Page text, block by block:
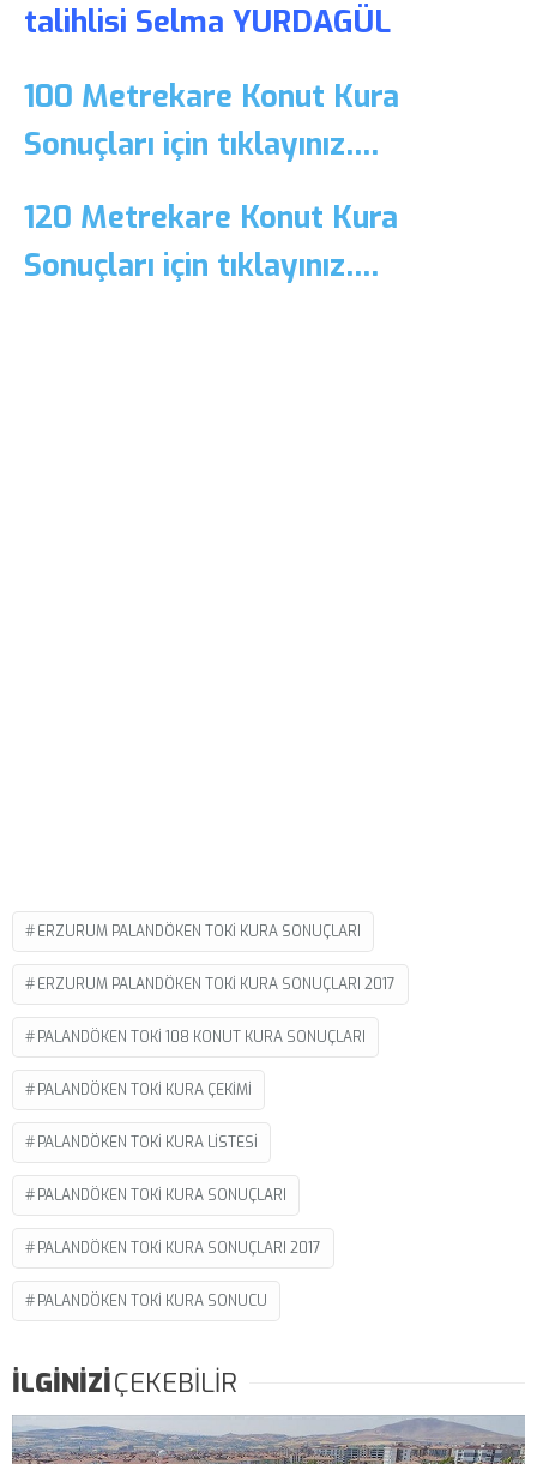
talihlisi Selma YURDAGÜL
100 Metrekare Konut Kura
Sonuçları için tıklayınız….
120 Metrekare Konut Kura
Sonuçları için tıklayınız….
ERZURUM PALANDÖKEN TOKI KURA SONUÇLARI
ERZURUM PALANDÖKEN TOKI KURA SONUÇLARI 2017
PALANDÖKEN TOKI 108 KONUT KURA SONUÇLARI
PALANDÖKEN TOKI KURA ÇEKIMI
PALANDÖKEN TOKI KURA LISTESI
PALANDÖKEN TOKI KURA SONUÇLARI
PALANDÖKEN TOKI KURA SONUÇLARI 2017
PALANDÖKEN TOKI KURA SONUCU
İLGİNİZİÇEKEBİLİR